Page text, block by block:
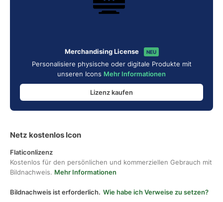
Merchandising License NEU
Personalisiere physische oder digitale Produkte mit
unseren Icons Mehr Informationen
Lizenz kaufen
Netz kostenlos Icon
Flaticonlizenz
Kostenlos für den persönlichen und kommerziellen Gebrauch mit
Bildnachweis. Mehr Informationen
Bildnachweis ist erforderlich. Wie habe ich Verweise zu setzen?